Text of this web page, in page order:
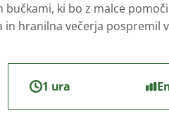
ki bo z malce
hranilna večerja pospremil
1 ura